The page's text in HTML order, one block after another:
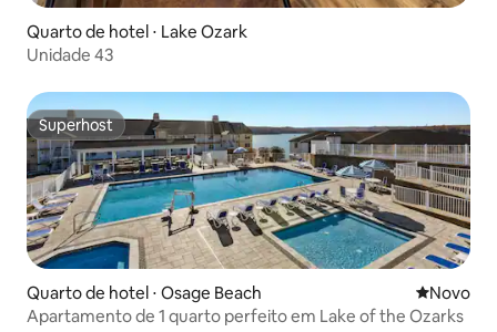
Quarto de hotel ⋅ Lake Ozark
Unidade 43
Superhost
Superhost
Quarto de hotel ⋅ Osage Beach Novo
Novo
Apartamento de 1 quarto perfeito em Lake of the Ozarks